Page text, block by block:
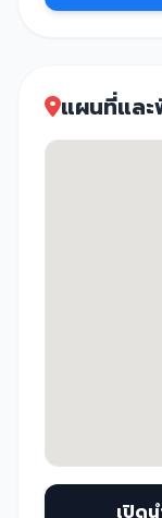
แผนที่แล
เปิด